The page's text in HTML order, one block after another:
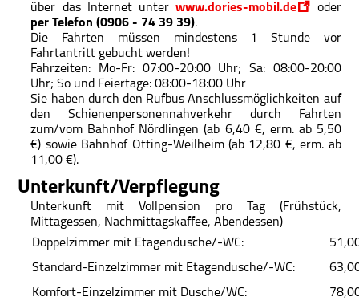
über das Internet unterwww.dories-mobil.de
oder
per Telefon (0906 - 74 39 39).
Die Fahrten müssen mindestens 1 Stunde vor
Fahrtantritt gebucht werden!
Fahrzeiten: Mo-Fr: 07:00-20:00 Uhr; Sa: 08:00-20:00
Uhr; So und Feiertage: 08:00-18:00 Uhr
Sie haben durch den Rufbus Anschlussmöglichkeiten auf
den Schienenpersonennahverkehr durch Fahrten
zum/vom Bahnhof Nördlingen (ab 6,40 €, erm. ab 5,50
€) sowie Bahnhof Otting-Weilheim (ab 12,80 €, erm. ab
11,00 €).
Unterkunft/Verpflegung
Unterkunft mit Vollpension pro Tag (Frühstück,
Mittagessen, Nachmittagskaffee, Abendessen)
Doppelzimmer mit Etagendusche/-WC:
Standard-Einzelzimmer mit Etagendusche/-WC:
Komfort-Einzelzimmer mit Dusche/WC: